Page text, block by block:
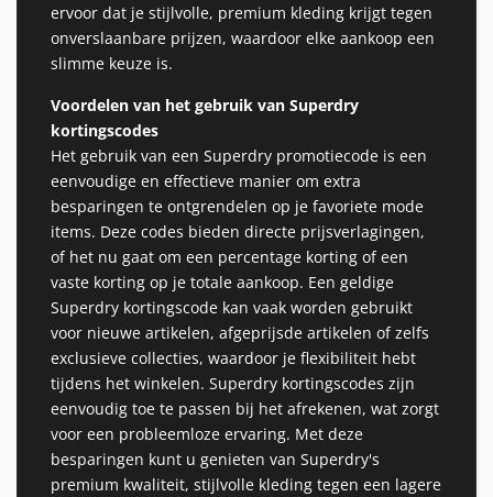
ervoor dat je stijlvolle, premium kleding krijgt tegen
onverslaanbare prijzen, waardoor elke aankoop een
slimme keuze is.
Voordelen van het gebruik van Superdry
kortingscodes
Het gebruik van een Superdry promotiecode is een
eenvoudige en effectieve manier om extra
besparingen te ontgrendelen op je favoriete mode
items. Deze codes bieden directe prijsverlagingen,
of het nu gaat om een ​​percentage korting of een
vaste korting op je totale aankoop. Een geldige
Superdry kortingscode kan vaak worden gebruikt
voor nieuwe artikelen, afgeprijsde artikelen of zelfs
exclusieve collecties, waardoor je flexibiliteit hebt
tijdens het winkelen. Superdry kortingscodes zijn
eenvoudig toe te passen bij het afrekenen, wat zorgt
voor een probleemloze ervaring. Met deze
besparingen kunt u genieten van Superdry's
premium kwaliteit, stijlvolle kleding tegen een lagere